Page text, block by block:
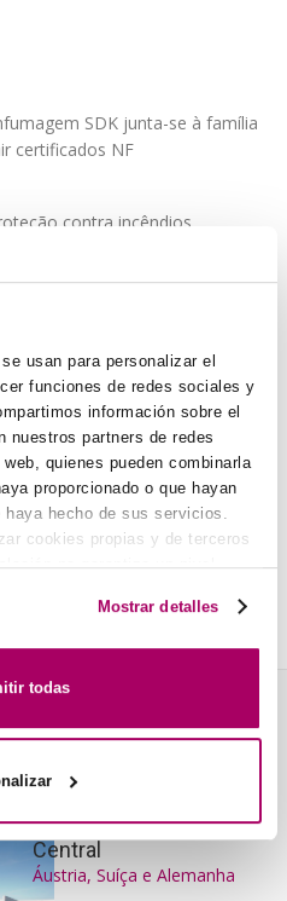
usan para personalizar el
funciones de redes sociales y
información sobre el
nuestros partners de redes
quienes pueden combinarla
proporcionado o que hayan
hecho de sus servicios.
cookies propias y de terceros
no garantiza un nivel
la web y mostrar publicidad
Mostrar detalles
todas
SDK junta-se à família
certificados NF
contra incêndios
de corte a laser
BIM – Revit
AS NOSSAS
AGÊNCIAS
Koolair A Europa
Central
Áustria, Suíça e Alemanha